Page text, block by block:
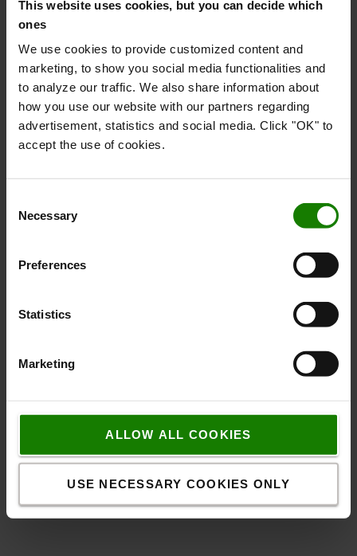
This website uses cookies, but you can decide which
ones
We use cookies to provide customized content and
marketing, to show you social media functionalities and
to analyze our traffic. We also share information about
how you use our website with our partners regarding
advertisement, statistics and social media. Click "OK" to
accept the use of cookies.
Selection
Necessary
Preferences
Statistics
Marketing
ALLOW ALL COOKIES
USE NECESSARY COOKIES ONLY
Priserne for leje trucks varierer efter hvor de
bruges, og hvor meget de bruges. Derfor er
disse priser sat ud fra det vi kalder
almindeligt miljø. Helt kort, er et almindeligt
årligt.
Afviger dit behov fra dette, laver vi gerne et
Udfyld denne korte formular, så kontakter vi
Populært tilbehør